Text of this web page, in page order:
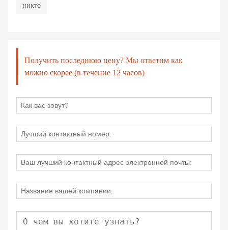
никто
Получить последнюю цену? Мы ответим как
можно скорее (в течение 12 часов)